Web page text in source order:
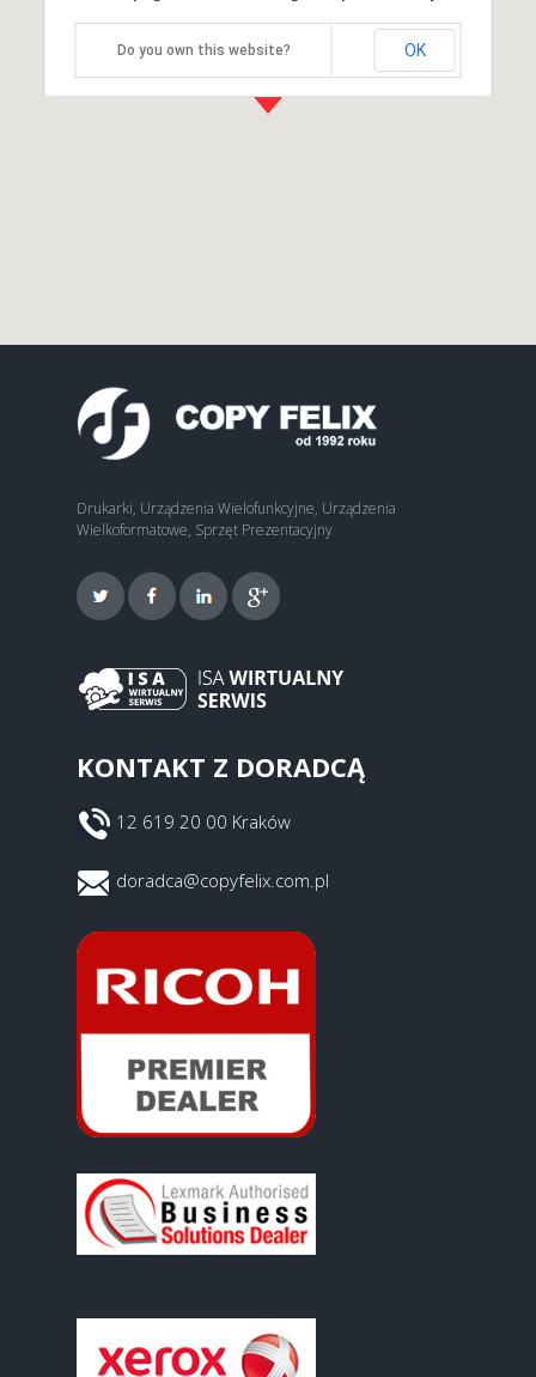
Do you own this website? OK
Drukarki, Urządzenia Wielofunkcyjne, Urządzenia
Wielkoformatowe, Sprzęt Prezentacyjny
KONTAKT Z DORADCĄ
12 619 20 00 Kraków
doradca@copyfelix.com.pl